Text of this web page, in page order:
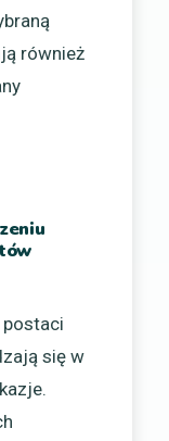
również
postaci
się w